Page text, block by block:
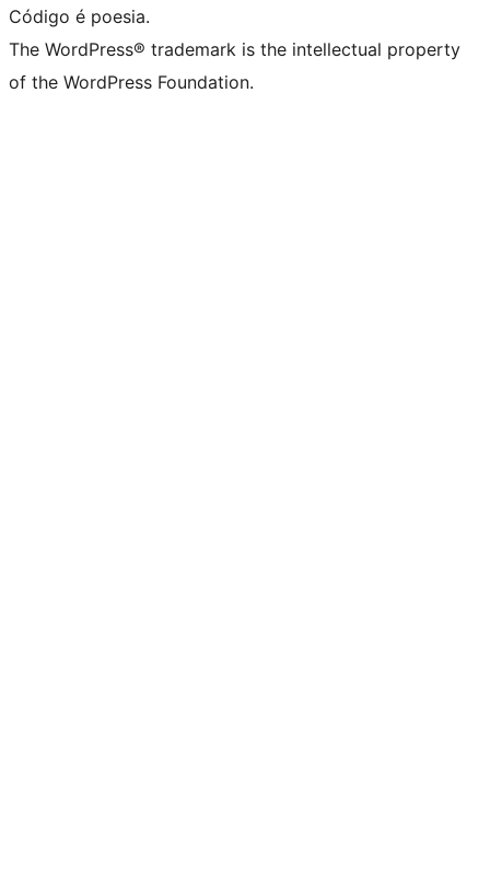
Código é poesia.
The WordPress® trademark is the intellectual property
of the WordPress Foundation.